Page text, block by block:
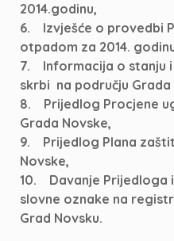
2014.godinu,
6. Izvješće o provedbi
otpadom za 2014.
7. Informacija o stanju
skrbi na području Grada
8. Prijedlog Procjene
Grada Novske,
9. Prijedlog Plana
Novske,
10. Davanje Prijedloga
slovne oznake na
Grad Novsku.